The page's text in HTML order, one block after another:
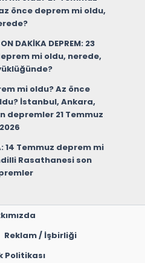
önce deprem mi oldu,
DAKİKA DEPREM: 23
mi oldu, nerede,
mi oldu? Az önce
İstanbul, Ankara,
depremler 21 Temmuz
2026
14 Temmuz deprem mi
Rasathanesi son
Reklam / İşbirliği
Politikası